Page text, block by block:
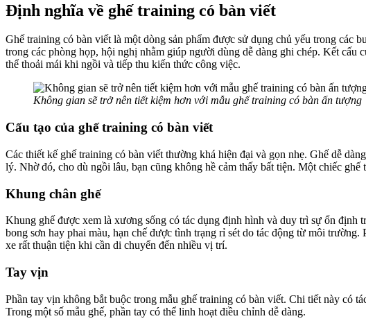
Định nghĩa về ghế training có bàn viết
Ghế training có bàn viết là một dòng sản phẩm được sử dụng chủ yếu trong các
trong các phòng họp, hội nghị nhằm giúp người dùng dễ dàng ghi chép. Kết
thể thoải mái khi ngồi và tiếp thu kiến thức công việc.
Không gian sẽ trở nên tiết kiệm hơn với mẫu ghế training có bàn ấn tượng
Cấu tạo của ghế training có bàn viết
Các thiết kế ghế training có bàn viết thường khá hiện đại và gọn nhẹ. Ghế dễ
lý. Nhờ đó, cho dù ngồi lâu, bạn cũng không hề cảm thấy bất tiện. Một chiếc
Khung chân ghế
Khung ghế được xem là xương sống có tác dụng định hình và duy trì sự ổn định
bong sơn hay phai màu, hạn chế được tình trạng rỉ sét do tác động từ môi
xe rất thuận tiện khi cần di chuyển đến nhiều vị trí.
Tay vịn
Phần tay vịn không bắt buộc trong mẫu ghế training có bàn viết. Chi tiết này có
Trong một số mẫu ghế, phần tay có thể linh hoạt điều chỉnh dễ dàng.